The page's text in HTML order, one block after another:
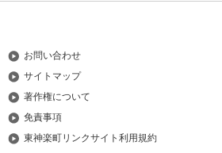
お問い合わせ
サイトマップ
著作権について
免責事項
東神楽町リンクサイト利用規約